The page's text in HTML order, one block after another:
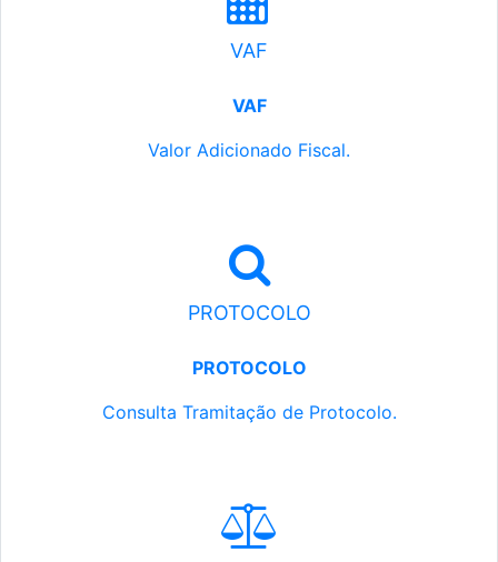
VAF
VAF
Valor Adicionado Fiscal.
PROTOCOLO
PROTOCOLO
Consulta Tramitação de Protocolo.